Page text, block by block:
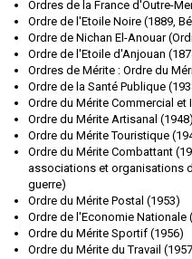
Ordres de la France d'Outre-
Ordre de l'Etoile Noire (1889,
Ordre de Nichan El-Anouar
Ordre de l'Etoile d'Anjouan
Ordres de Mérite : Ordre du
Ordre de la Santé Publique
Ordre du Mérite Commercial et
Ordre du Mérite Artisanal (1948)
Ordre du Mérite Touristique
Ordre du Mérite Combattant
associations et organisations
guerre)
Ordre du Mérite Postal (1953)
Ordre de l'Economie Nationale
Ordre du Mérite Sportif (1956)
Ordre du Mérite du Travail